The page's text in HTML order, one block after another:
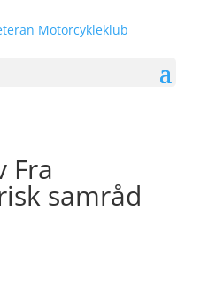
Fra
samråd